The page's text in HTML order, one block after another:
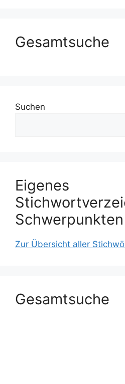
Gesamtsuche
Suchen
Eigenes
Schwerpunkten
Zur Übersicht aller
Gesamtsuche